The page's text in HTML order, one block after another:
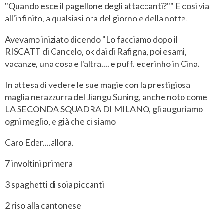
"Quando esce il pagellone degli attaccanti?"" E così via
all'infinito, a qualsiasi ora del giorno e della notte.
Avevamo iniziato dicendo "Lo facciamo dopo il
RISCATT di Cancelo, ok dai di Rafigna, poi esami,
vacanze, una cosa e l'altra.... e puff. ederinho in Cina.
In attesa di vedere le sue magie con la prestigiosa
maglia nerazzurra del Jiangu Suning, anche noto come
LA SECONDA SQUADRA DI MILANO, gli auguriamo
ogni meglio, e già che ci siamo
Caro Eder....allora.
7 involtini primera
3 spaghetti di soia piccanti
2 riso alla cantonese